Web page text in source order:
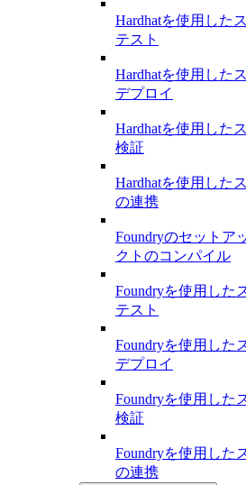
Hardhatを使用した
テスト
Hardhatを使用した
デプロイ
Hardhatを使用した
検証
Hardhatを使用した
の連携
Foundryのセットア
クトのコンパイル
Foundryを使用した
テスト
Foundryを使用した
デプロイ
Foundryを使用した
検証
Foundryを使用した
の連携